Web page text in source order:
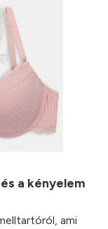
a kényelem
ami